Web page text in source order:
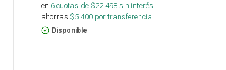
en 6cuotas de $22.498sin interés
ahorras $5.400por transferencia.
Disponible